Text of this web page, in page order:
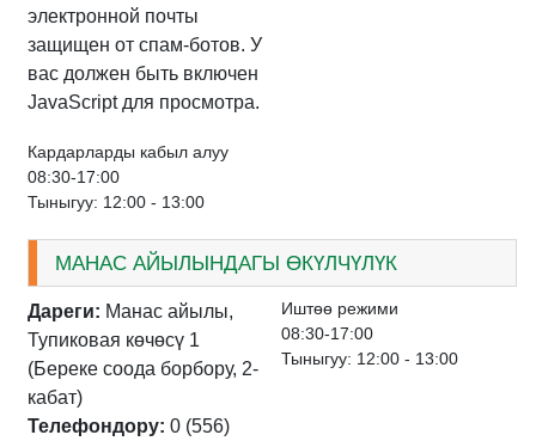
электронной почты
защищен от спам-ботов. У
вас должен быть включен
JavaScript для просмотра.
Кардарларды кабыл алуу
08:30-17:00
Тыныгуу: 12:00 - 13:00
МАНАС АЙЫЛЫНДАГЫ ӨКҮЛЧҮЛҮК
Дареги: Манас айылы,
Тупиковая көчөсү 1
(Береке соода борбору, 2-
кабат)
Телефондору: 0 (556)
Иштѳѳ режими
08:30-17:00
Тыныгуу: 12:00 - 13:00